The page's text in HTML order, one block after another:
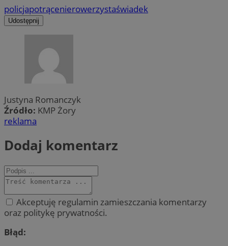
policjapotrącenierowerzystaświadek
Udostępnij
Justyna Romanczyk
Źródło: KMP Żory
reklama
Dodaj komentarz
Akceptuję regulamin zamieszczania komentarzy
oraz politykę prywatności.
Błąd: